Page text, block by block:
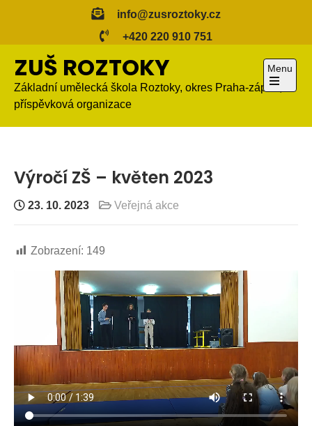
info@zusroztoky.cz
+420 220 910 751
ZUŠ ROZTOKY
Základní umělecká škola Roztoky, okres Praha-západ,
příspěvková organizace
Menu
Open
menu
Výročí ZŠ – květen 2023
23. 10. 2023 Veřejná akce
Zobrazení: 149